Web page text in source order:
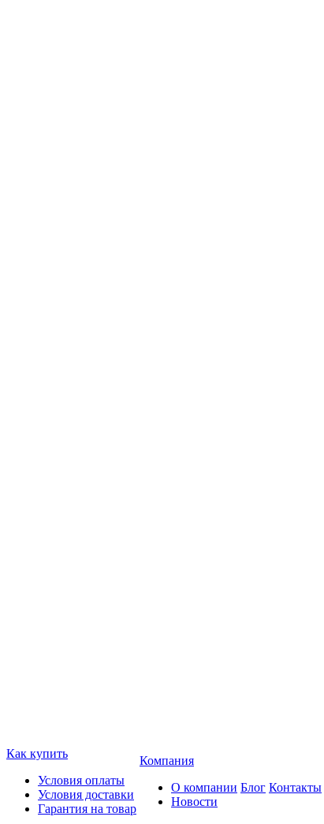
Как купить
Условия оплаты
Условия доставки
Гарантия на товар
Компания
О компании
Новости
Блог Контакты